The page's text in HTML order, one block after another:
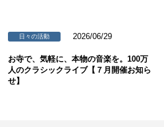
日々の活動 2026/06/29
お寺で、気軽に、本物の音楽を。100万
人のクラシックライブ【７月開催お知ら
せ】